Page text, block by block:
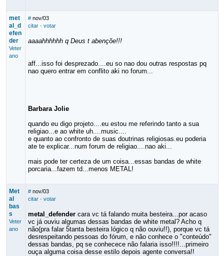
met
al_d
efen
der
Veter
ano
# nov/03
citar· votar
aaaahhhhhh q Deus t abençõe!!!
aff...isso foi desprezado....eu so nao dou outras respostas pq
nao quero entrar em conflito aki no forum...
Barbara Jolie
quando eu digo projeto....eu estou me referindo tanto a sua
religiao...e ao white uh....music....
e quanto ao confronto de suas doutrinas religiosas.eu poderia
ate te explicar...num forum de religiao....nao aki...
mais pode ter certeza de um coisa...essas bandas de white
porcaria...fazem td...menos METAL!
Met
al
bas
s
Veter
ano
# nov/03
citar· votar
metal_defendercara vc tá falando muita besteira...por acaso
vc já ouviu algumas dessas bandas de white metal? Acho q
não(pra falar 5tanta besteira lógico q não ouviu!!), porque vc tá
desrespeitando pessoas do fórum, e não conhece o "conteúdo"
dessas bandas, pq se conhecece não falaria isso!!!!...primeiro
ouça alguma coisa desse estilo depois agente conversa!!